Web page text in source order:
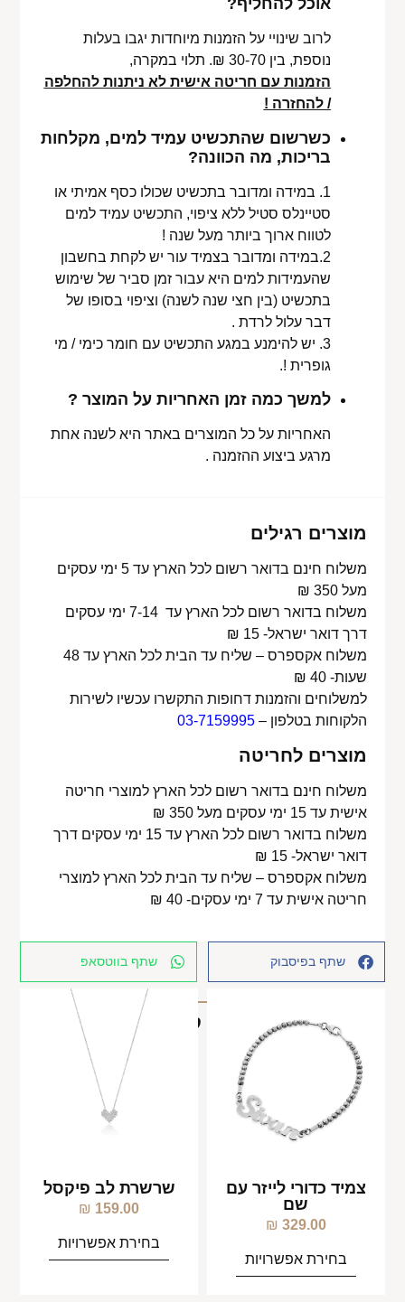
אוכל להחליף?
לרוב שינויי על הזמנות מיוחדות יגבו בעלות
נוספת, בין 30-70 ₪. תלוי במקרה,
הזמנות עם חריטה אישית לא ניתנות להחלפה
/ להחזרה !
כשרשום שהתכשיט עמיד למים, מקלחות
בריכות, מה הכוונה?
1. במידה ומדובר בתכשיט שכולו כסף אמיתי או
סטיינלס סטיל ללא ציפוי, התכשיט עמיד למים
לטווח ארוך ביותר מעל שנה !
2.במידה ומדובר בצמיד עור יש לקחת בחשבון
שהעמידות למים היא עבור זמן סביר של שימוש
בתכשיט (בין חצי שנה לשנה) וציפוי בסופו של
דבר עלול לרדת .
3. יש להימנע במגע התכשיט עם חומר כימי / מי
גופרית !.
למשך כמה זמן האחריות על המוצר ?
האחריות על כל המוצרים באתר היא לשנה אחת
מרגע ביצוע ההזמנה .
מוצרים רגילים
משלוח חינם בדואר רשום לכל הארץ עד 5 ימי עסקים
מעל 350 ₪
משלוח בדואר רשום לכל הארץ עד 7-14 ימי עסקים
דרך דואר ישראל- 15 ₪
משלוח אקספרס – שליח עד הבית לכל הארץ עד 48
שעות- 40 ₪
למשלוחים והזמנות דחופות התקשרו עכשיו לשירות
הלקוחות בטלפון –03-7159995
מוצרים לחריטה
משלוח חינם בדואר רשום לכל הארץ למוצרי חריטה
אישית עד 15 ימי עסקים מעל 350 ₪
משלוח בדואר רשום לכל הארץ עד 15 ימי עסקים דרך
דואר ישראל- 15 ₪
משלוח אקספרס – שליח עד הבית לכל הארץ למוצרי
חריטה אישית עד 7 ימי עסקים- 40 ₪
שתף בפיסבוק שתף בווטסאפ
מוצרים קשורים
צמיד כדורי לייזר עם
שם
329.00
₪
בחירת אפשרויות
שרשרת לב פיקסל
159.00
₪
בחירת אפשרויות